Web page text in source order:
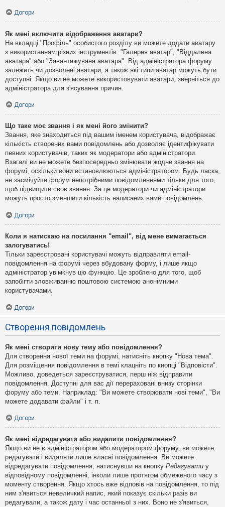
Догори
Як мені включити відображення аватари?
На вкладці "Профіль" особистого розділу ви можете додати аватару
з використанням різних інструментів: "Галерея аватар", "Віддалена
аватара" або "Завантажувана аватара". Від адміністратора форуму
залежить чи дозволені аватари, а також які типи аватар можуть бути
доступні. Якщо ви не можете використовувати аватари, зверніться до
адміністратора для з'ясування причин.
Догори
Що таке моє звання і як мені його змінити?
Звання, яке знаходиться під вашим іменем користувача, відображає
кількість створених вами повідомлень або дозволяє ідентифікувати
певних користувачів, таких як модератори або адміністратори.
Взагалі ви не можете безпосередньо змінювати жодне звання на
форумі, оскільки вони встановлюються адміністратором. Будь ласка,
не засмічуйте форум непотрібними повідомленнями тільки для того,
щоб підвищити своє звання. За це модератори чи адміністратори
можуть просто зменшити кількість написаних вами повідомлень.
Догори
Коли я натискаю на посилання "email", від мене вимагається
залогуватись!
Тільки зареєстровані користувачі можуть відправляти email-
повідомлення на форумі через вбудовану форму, і лише якщо
адміністратор увімкнув цю функцію. Це зроблено для того, щоб
запобігти зловживанню поштовою системою анонімними
користувачами.
Догори
Створення повідомлень
Як мені створити нову тему або повідомлення?
Для створення нової теми на форумі, натисніть кнопку "Нова тема".
Для розміщення повідомлення в темі клацніть по кнопці "Відповісти".
Можливо, доведеться зареєструватися, перш ніж відправити
повідомлення. Доступні для вас дії перераховані внизу сторінки
форуму або теми. Наприклад: "Ви можете створювати нові теми", "Ви
можете додавати файли" і т. п.
Догори
Як мені відредагувати або видалити повідомлення?
Якщо ви не є адміністратором або модератором форуму, ви можете
редагувати і видаляти лише власні повідомлення. Ви можете
відредагувати повідомлення, натиснувши на кнопку Редагувати у
відповідному повідомленні, інколи лише протягом обмеженого часу з
моменту створення. Якщо хтось вже відповів на повідомлення, то під
ним з'явиться невеличкий напис, який показує скільки разів ви
редагували, а також дату і час останньої з них. Воно не з'явиться,